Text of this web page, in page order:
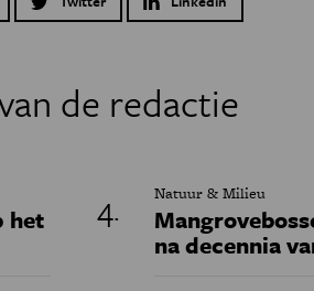
de redactie
het
Natuur & Milieu
na decennia